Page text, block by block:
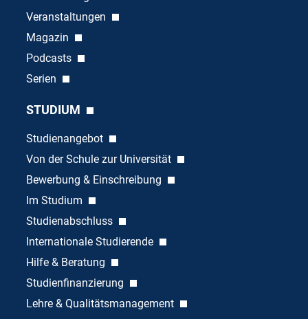
Veranstaltungen
Magazin
Podcasts
Serien
STUDIUM
Studienangebot
Von der Schule zur Universität
Bewerbung & Einschreibung
Im Studium
Studienabschluss
Internationale Studierende
Hilfe & Beratung
Studienfinanzierung
Lehre & Qualitätsmanagement